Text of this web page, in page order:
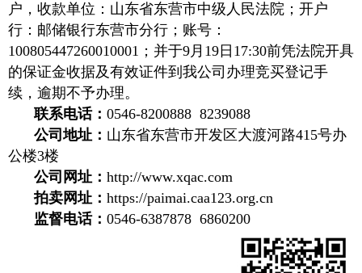
户，收款单位：山东省东营市中级人民法院；开户
行：邮储银行东营市分行；账号：
100805447260010001；并于9月19日17:30前凭法院开具
的保证金收据及有效证件到我公司办理竞买登记手
续，逾期不予办理。
联系电话： 0546-8200888 8239088
公司地址： 山东省东营市开发区大渡河路415号办
公楼3楼
公司网址： http://www.xqac.com
拍卖网址： https://paimai.caa123.org.cn
监督电话： 0546-6387878 6860200